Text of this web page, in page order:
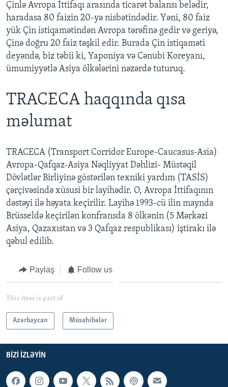
Çinlə Avropa İttifaqı arasında ticarət balansı belədir,
haradasa 80 faizin 20-yə nisbətindədir. Yəni, 80 faiz
yük Çin istiqamətindən Avropa tərəfinə gedir və geriyə,
Çinə doğru 20 faiz təşkil edir. Burada Çin istiqaməti
deyəndə, biz təbii ki, Yaponiya və Cənubi Koreyanı,
ümumiyyətlə Asiya ölkələrini nəzərdə tuturuq.
TRACECA haqqında qısa
məlumat
TRACECA (Transport Corridor Europe-Caucasus-Asia)
Avropa-Qafqaz-Asiya Nəqliyyat Dəhlizi- Müstəqil
Dövlətlər Birliyinə göstərilən texniki yardım (TASİS)
çərçivəsində xüsusi bir layihədir. O, Avropa İttifaqının
dəstəyi ilə həyata keçirilir. Layihə 1993-cü ilin maynda
Brüsseldə keçirilən konfransda 8 ölkənin (5 Mərkəzi
Asiya, Qazaxıstan və 3 Qafqaz respublikası) iştirakı ilə
qəbul edilib.
Paylaş Follow us
This item is part of
Azərbaycan Müsahibələr
BIZI IZLƏYIN